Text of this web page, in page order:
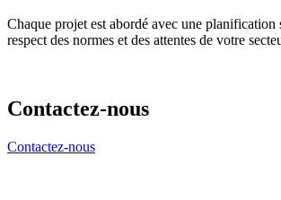
Chaque projet est abordé avec une planification
respect des normes et des attentes de votre
Contactez-nous
Contactez-nous